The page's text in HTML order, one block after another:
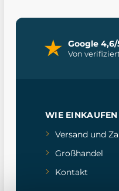
Google
Von
WIE EINKAUFEN
Versand und
Großhandel
Kontakt